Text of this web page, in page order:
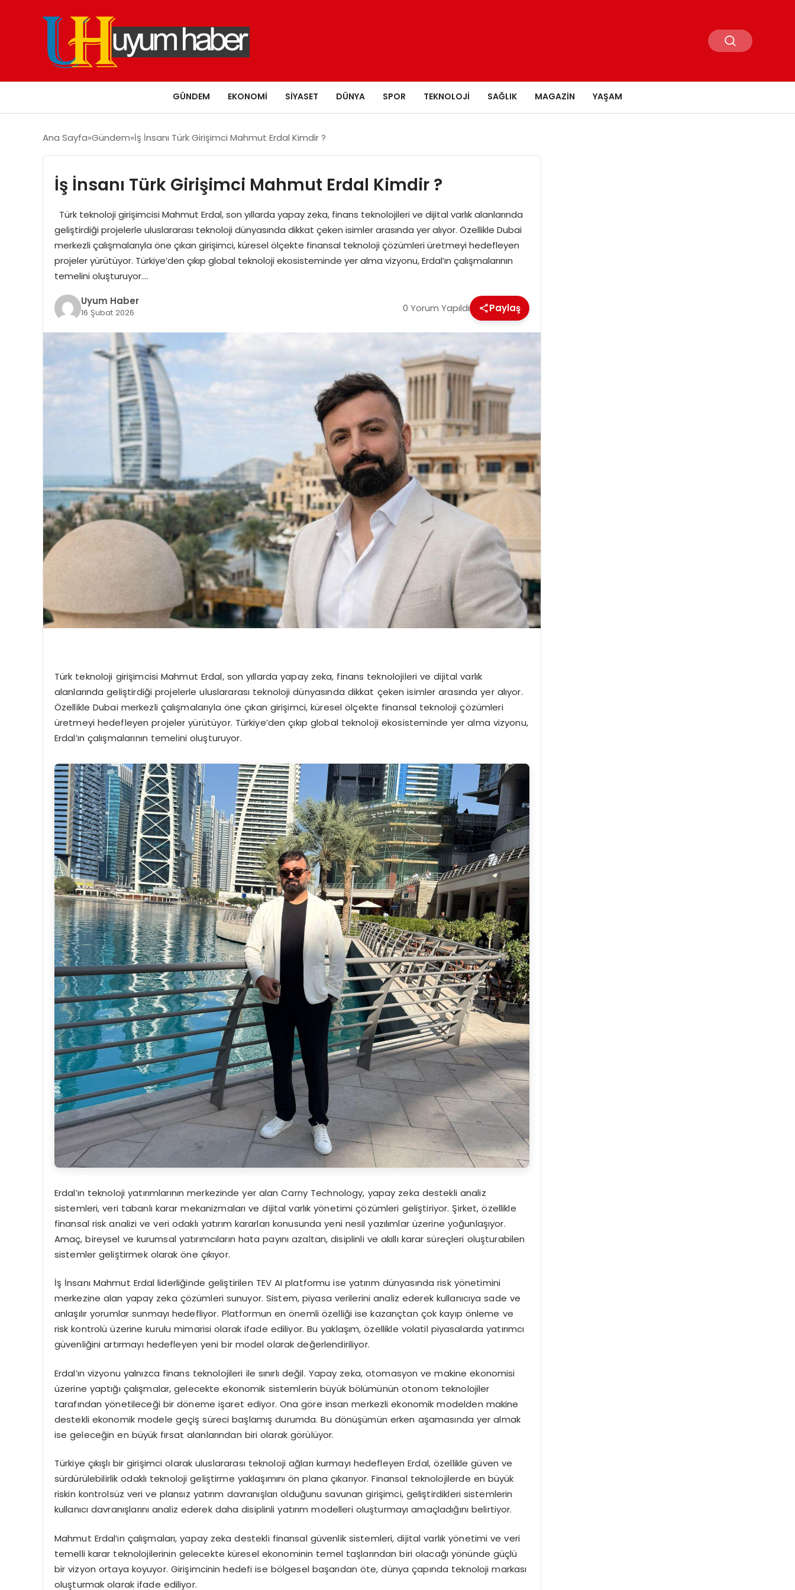
GÜNDEM EKONOMI SIYASET DÜNYA SPOR TEKNOLOJI SAĞLIK MAGAZIN YAŞAM
Ana Sayfa Gündem İş İnsanı Türk Girişimci Mahmut Erdal Kimdir ?
İş İnsanı Türk Girişimci Mahmut Erdal Kimdir ?
Türk teknoloji girişimcisi Mahmut Erdal, son yıllarda yapay zeka, finans teknolojileri ve dijital varlık alanlarında
geliştirdiği projelerle uluslararası teknoloji dünyasında dikkat çeken isimler arasında yer alıyor. Özellikle Dubai
merkezli çalışmalarıyla öne çıkan girişimci, küresel ölçekte finansal teknoloji çözümleri üretmeyi hedefleyen
projeler yürütüyor. Türkiye’den çıkıp global teknoloji ekosisteminde yer alma vizyonu, Erdal’ın çalışmalarının
temelini oluşturuyor….
Uyum Haber
16 Şubat 2026 0 Yorum Yapıldı Paylaş
Türk teknoloji girişimcisi Mahmut Erdal, son yıllarda yapay zeka, finans teknolojileri ve dijital varlık
alanlarında geliştirdiği projelerle uluslararası teknoloji dünyasında dikkat çeken isimler arasında yer alıyor.
Özellikle Dubai merkezli çalışmalarıyla öne çıkan girişimci, küresel ölçekte finansal teknoloji çözümleri
üretmeyi hedefleyen projeler yürütüyor. Türkiye’den çıkıp global teknoloji ekosisteminde yer alma vizyonu,
Erdal’ın çalışmalarının temelini oluşturuyor.
Erdal’ın teknoloji yatırımlarının merkezinde yer alan Carny Technology, yapay zeka destekli analiz
sistemleri, veri tabanlı karar mekanizmaları ve dijital varlık yönetimi çözümleri geliştiriyor. Şirket, özellikle
finansal risk analizi ve veri odaklı yatırım kararları konusunda yeni nesil yazılımlar üzerine yoğunlaşıyor.
Amaç, bireysel ve kurumsal yatırımcıların hata payını azaltan, disiplinli ve akıllı karar süreçleri oluşturabilen
sistemler geliştirmek olarak öne çıkıyor.
İş İnsanı Mahmut Erdal liderliğinde geliştirilen TEV AI platformu ise yatırım dünyasında risk yönetimini
merkezine alan yapay zeka çözümleri sunuyor. Sistem, piyasa verilerini analiz ederek kullanıcıya sade ve
anlaşılır yorumlar sunmayı hedefliyor. Platformun en önemli özelliği ise kazançtan çok kayıp önleme ve
risk kontrolü üzerine kurulu mimarisi olarak ifade ediliyor. Bu yaklaşım, özellikle volatil piyasalarda yatırımcı
güvenliğini artırmayı hedefleyen yeni bir model olarak değerlendiriliyor.
Erdal’ın vizyonu yalnızca finans teknolojileri ile sınırlı değil. Yapay zeka, otomasyon ve makine ekonomisi
üzerine yaptığı çalışmalar, gelecekte ekonomik sistemlerin büyük bölümünün otonom teknolojiler
tarafından yönetileceği bir döneme işaret ediyor. Ona göre insan merkezli ekonomik modelden makine
destekli ekonomik modele geçiş süreci başlamış durumda. Bu dönüşümün erken aşamasında yer almak
ise geleceğin en büyük fırsat alanlarından biri olarak görülüyor.
Türkiye çıkışlı bir girişimci olarak uluslararası teknoloji ağları kurmayı hedefleyen Erdal, özellikle güven ve
sürdürülebilirlik odaklı teknoloji geliştirme yaklaşımını ön plana çıkarıyor. Finansal teknolojilerde en büyük
riskin kontrolsüz veri ve plansız yatırım davranışları olduğunu savunan girişimci, geliştirdikleri sistemlerin
kullanıcı davranışlarını analiz ederek daha disiplinli yatırım modelleri oluşturmayı amaçladığını belirtiyor.
Mahmut Erdal’ın çalışmaları, yapay zeka destekli finansal güvenlik sistemleri, dijital varlık yönetimi ve veri
temelli karar teknolojilerinin gelecekte küresel ekonominin temel taşlarından biri olacağı yönünde güçlü
bir vizyon ortaya koyuyor. Girişimcinin hedefi ise bölgesel başarıdan öte, dünya çapında teknoloji markası
oluşturmak olarak ifade ediliyor.